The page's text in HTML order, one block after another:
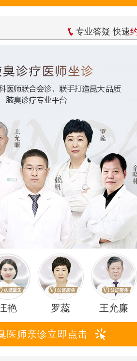
专业答疑 快速
艳 罗蕊 王允廉
医师亲诊立即点击